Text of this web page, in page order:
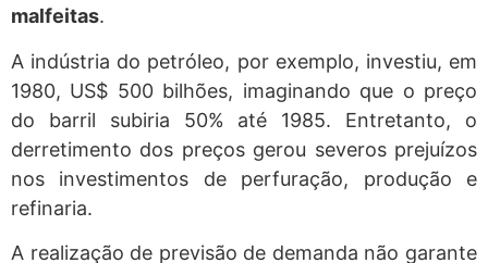
malfeitas.
A indústria do petróleo, por exemplo, investiu, em
1980, US$ 500 bilhões, imaginando que o preço
do barril subiria 50% até 1985. Entretanto, o
derretimento dos preços gerou severos prejuízos
nos investimentos de perfuração, produção e
refinaria.
A realização de previsão de demanda não garante